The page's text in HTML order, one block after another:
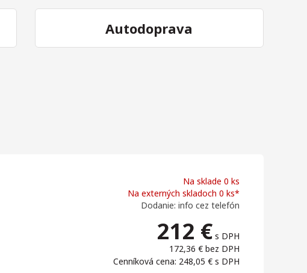
Autodoprava
Na sklade 0 ks
Na externých skladoch 0 ks*
Dodanie: info cez telefón
212 € s DPH
172,36 € bez DPH
Cenníková cena: 248,05 € s DPH